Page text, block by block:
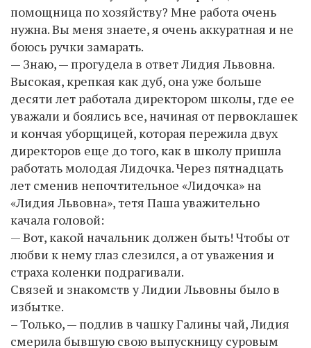
помощница по хозяйству? Мне работа очень
нужна. Вы меня знаете, я очень аккуратная и не
боюсь ручки замарать.
— Знаю, — прогудела в ответ Лидия Львовна.
Высокая, крепкая как дуб, она уже больше
десяти лет работала директором школы, где ее
уважали и боялись все, начиная от первоклашек
и кончая уборщицей, которая пережила двух
директоров еще до того, как в школу пришла
работать молодая Лидочка. Через пятнадцать
лет сменив непочтительное «Лидочка» на
«Лидия Львовна», тетя Паша уважительно
качала головой:
— Вот, какой начальник должен быть! Чтобы от
любви к нему глаз слезился, а от уважения и
страха коленки подрагивали.
Связей и знакомств у Лидии Львовны было в
избытке.
– Только, — подлив в чашку Галины чай, Лидия
смерила бывшую свою выпускницу суровым